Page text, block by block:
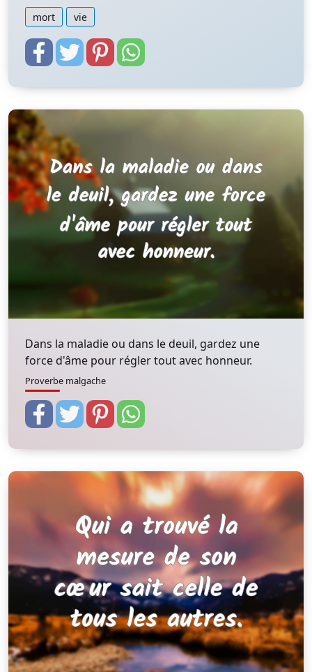
mort vie
Dans la maladie ou dans le deuil, gardez une
force d'âme pour régler tout avec honneur.
Proverbe malgache